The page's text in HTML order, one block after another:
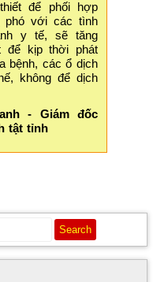
để phối hợp
phó với các tình
y tế, sẽ tăng
để kịp thời phát
bệnh, các ổ dịch
không để dịch
- Giám đốc
tật tỉnh